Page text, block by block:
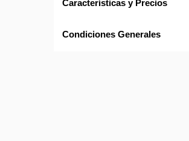
Características y Precios
Condiciones Generales